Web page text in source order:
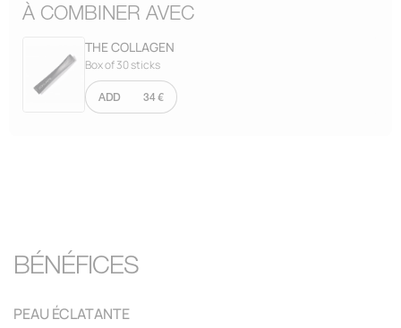
À COMBINER AVEC
THE COLLAGEN
Box of 30 sticks
ADD 34 €
BÉNÉFICES
PEAU ÉCLATANTE